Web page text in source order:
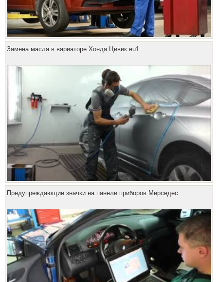
Замена масла в вариаторе Хонда Цивик eu1
Предупреждающие значки на панели приборов Мерседес